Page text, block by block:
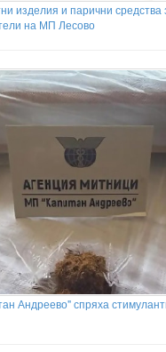
изделия и парични средства
на МП Лесово
Андреево" спряха